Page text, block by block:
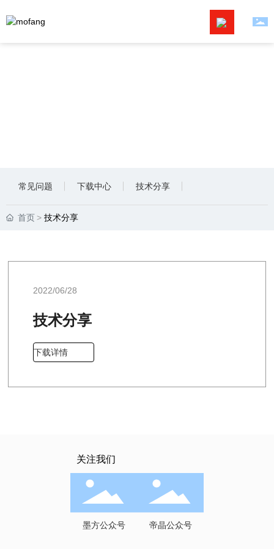
新闻资讯
服务支持
联系我们
常见问题 下载中心 技术分享
首页 技术分享
2022/06/28
技术分享
下载详情
关注我们
墨方公众号 帝晶公众号